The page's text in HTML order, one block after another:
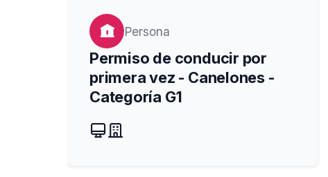
Persona
Permiso de conducir por
primera vez - Canelones -
Categoría G1